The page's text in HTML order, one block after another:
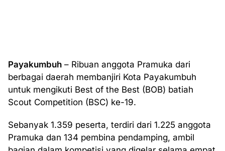
Payakumbuh – Ribuan anggota Pramuka dari
berbagai daerah membanjiri Kota Payakumbuh
untuk mengikuti Best of the Best (BOB) batiah
Scout Competition (BSC) ke-19.
Sebanyak 1.359 peserta, terdiri dari 1.225 anggota
Pramuka dan 134 pembina pendamping, ambil